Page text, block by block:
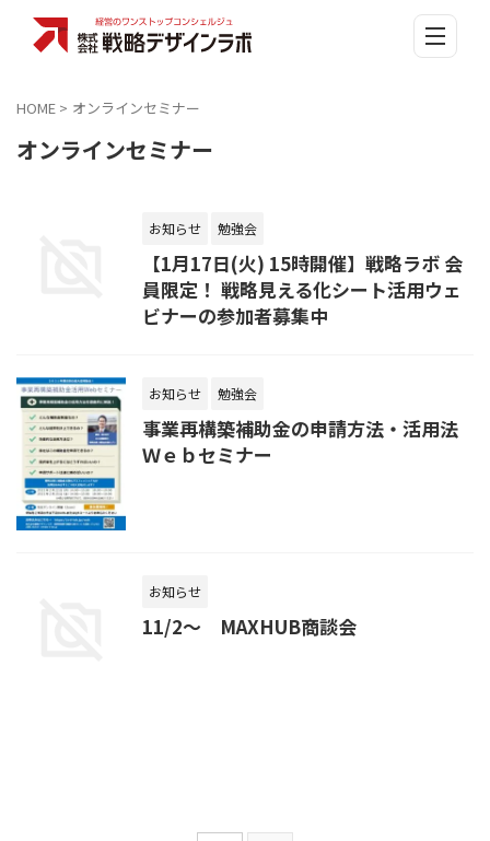
HOME > オンラインセミナー
オンラインセミナー
お知らせ 勉強会
【1月17日(火) 15時開催】戦略ラボ 会
員限定！ 戦略見える化シート活用ウェ
ビナーの参加者募集中
お知らせ 勉強会
事業再構築補助金の申請方法・活用法
Ｗｅｂセミナー
お知らせ
11/2～ MAXHUB商談会